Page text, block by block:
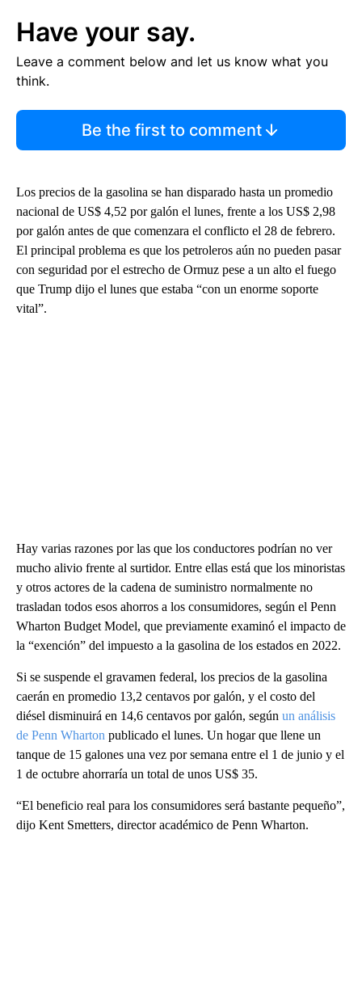
Have your say.
Leave a comment below and let us know what you
think.
Be the first to comment
Los precios de la gasolina se han disparado hasta un promedio
nacional de US$ 4,52 por galón el lunes, frente a los US$ 2,98
por galón antes de que comenzara el conflicto el 28 de febrero.
El principal problema es que los petroleros aún no pueden pasar
con seguridad por el estrecho de Ormuz pese a un alto el fuego
que Trump dijo el lunes que estaba “con un enorme soporte
vital”.
Hay varias razones por las que los conductores podrían no ver
mucho alivio frente al surtidor. Entre ellas está que los minoristas
y otros actores de la cadena de suministro normalmente no
trasladan todos esos ahorros a los consumidores, según el Penn
Wharton Budget Model, que previamente examinó el impacto de
la “exención” del impuesto a la gasolina de los estados en 2022.
Si se suspende el gravamen federal, los precios de la gasolina
caerán en promedio 13,2 centavos por galón, y el costo del
diésel disminuirá en 14,6 centavos por galón, según un análisis
de Penn Wharton publicado el lunes. Un hogar que llene un
tanque de 15 galones una vez por semana entre el 1 de junio y el
1 de octubre ahorraría un total de unos US$ 35.
“El beneficio real para los consumidores será bastante pequeño”,
dijo Kent Smetters, director académico de Penn Wharton.